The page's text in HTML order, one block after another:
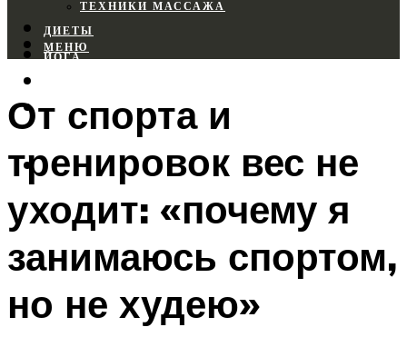
ТЕХНИКИ МАССАЖА
ДИЕТЫ
ЙОГА
ФИТНЕС
МЕНЮ
МЕНЮ
От спорта и
тренировок вес не
уходит: «почему я
занимаюсь спортом,
но не худею»